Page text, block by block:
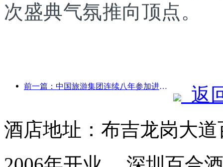
次盛典气氛推向顶点。
前一篇：中国旅游集团连续八年参加进博会，集中签约超10亿美元
返
酒店地址：布吉龙岗大